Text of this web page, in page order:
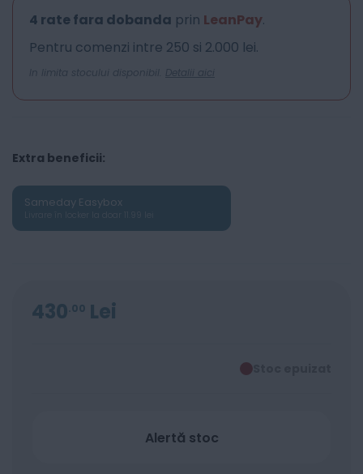
4 rate fara dobanda prin LeanPay.
Pentru comenzi intre 250 si 2.000 lei.
In limita stocului disponibil. Detalii aici
Extra beneficii:
Sameday Easybox
430 00 Lei
Alertă stoc